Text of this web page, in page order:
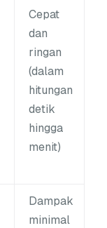
Cepat
dan
ringan
(dalam
hitungan
detik
hingga
menit)
Dampak
minimal